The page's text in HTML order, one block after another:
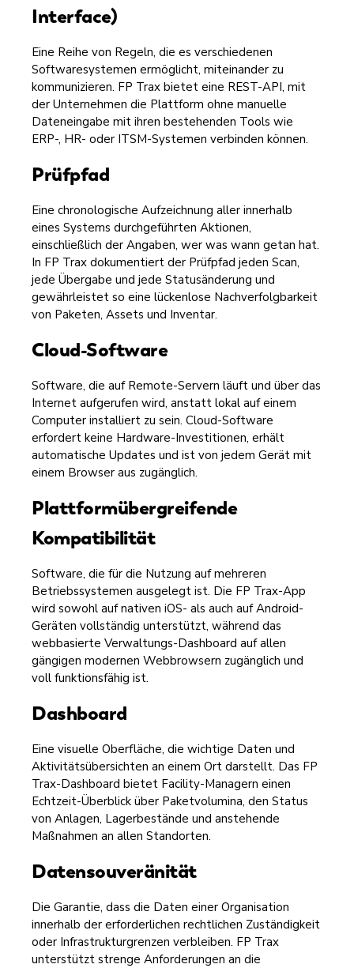
Interface)
Eine Reihe von Regeln, die es verschiedenen
Softwaresystemen ermöglicht, miteinander zu
kommunizieren. FP Trax bietet eine REST-API, mit
der Unternehmen die Plattform ohne manuelle
Dateneingabe mit ihren bestehenden Tools wie
ERP-, HR- oder ITSM-Systemen verbinden können.
Prüfpfad
Eine chronologische Aufzeichnung aller innerhalb
eines Systems durchgeführten Aktionen,
einschließlich der Angaben, wer was wann getan hat.
In FP Trax dokumentiert der Prüfpfad jeden Scan,
jede Übergabe und jede Statusänderung und
gewährleistet so eine lückenlose Nachverfolgbarkeit
von Paketen, Assets und Inventar.
Cloud-Software
Software, die auf Remote-Servern läuft und über das
Internet aufgerufen wird, anstatt lokal auf einem
Computer installiert zu sein. Cloud-Software
erfordert keine Hardware-Investitionen, erhält
automatische Updates und ist von jedem Gerät mit
einem Browser aus zugänglich.
Plattformübergreifende
Kompatibilität
Software, die für die Nutzung auf mehreren
Betriebssystemen ausgelegt ist. Die FP Trax-App
wird sowohl auf nativen iOS- als auch auf Android-
Geräten vollständig unterstützt, während das
webbasierte Verwaltungs-Dashboard auf allen
gängigen modernen Webbrowsern zugänglich und
voll funktionsfähig ist.
Dashboard
Eine visuelle Oberfläche, die wichtige Daten und
Aktivitätsübersichten an einem Ort darstellt. Das FP
Trax-Dashboard bietet Facility-Managern einen
Echtzeit-Überblick über Paketvolumina, den Status
von Anlagen, Lagerbestände und anstehende
Maßnahmen an allen Standorten.
Datensouveränität
Die Garantie, dass die Daten einer Organisation
innerhalb der erforderlichen rechtlichen Zuständigkeit
oder Infrastrukturgrenzen verbleiben. FP Trax
unterstützt strenge Anforderungen an die